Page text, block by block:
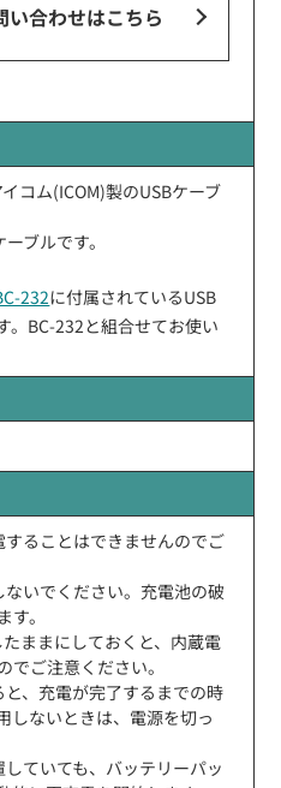
い合わせはこちら
コム(ICOM)製のUSBケーブ
ブルです。
232に付属されているUSB
。BC-232と組合せてお使い
ることはできませんのでご
いでください。充電池の破
。
ままにしておくと、内蔵電
ご注意ください。
、充電が完了するまでの時
しないときは、電源を切っ
ていても、バッテリーパッ